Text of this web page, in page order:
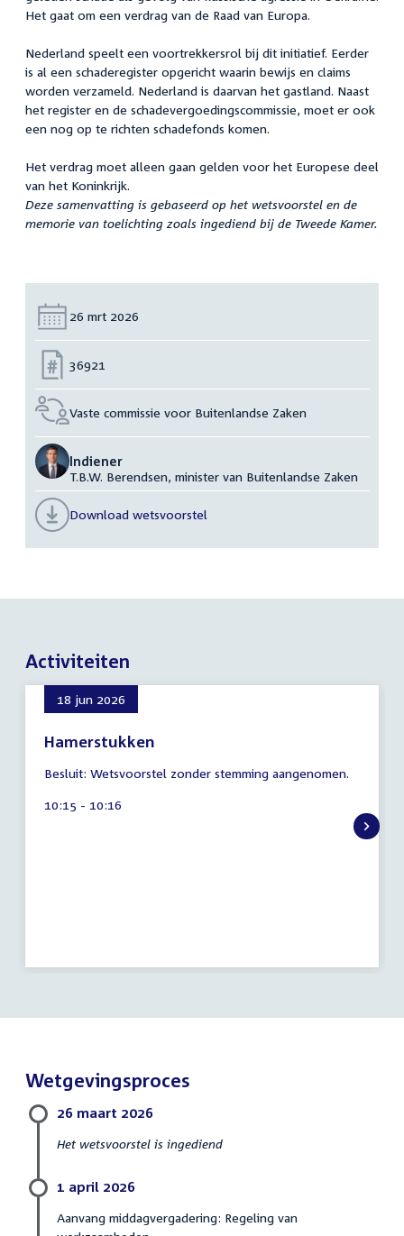
Het gaat om een verdrag van de Raad van Europa.
Nederland speelt een voortrekkersrol bij dit initiatief. Eerder
is al een schaderegister opgericht waarin bewijs en claims
worden verzameld. Nederland is daarvan het gastland. Naast
het register en de schadevergoedingscommissie, moet er ook
een nog op te richten schadefonds komen.
Het verdrag moet alleen gaan gelden voor het Europese deel
van het Koninkrijk.
Deze samenvatting is gebaseerd op het wetsvoorstel en de
memorie van toelichting zoals ingediend bij de Tweede Kamer.
Datum:
26 mrt 2026
Nummer:
36921
Vaste commissie voor Buitenlandse Zaken
Indiener
T.B.W. Berendsen, minister van Buitenlandse Zaken
Download wetsvoorstel
Activiteiten
18 jun 2026
Hamerstukken
augustus
Besluit: Wetsvoorstel zonder stemming aangenomen.
Tijd
10:15 - 10:16
Wetgevingsproces
26 maart 2026
Het wetsvoorstel is ingediend
1 april 2026
Aanvang middagvergadering: Regeling van